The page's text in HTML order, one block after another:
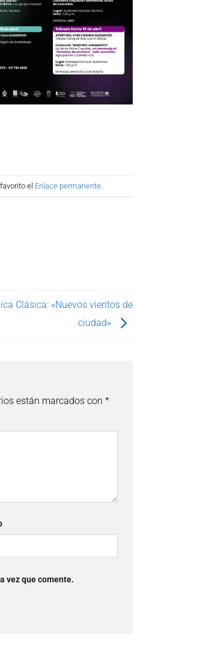
el Enlace permanente.
Clásica: «Nuevos vientos de
ciudad»
están marcados con *
vez que comente.